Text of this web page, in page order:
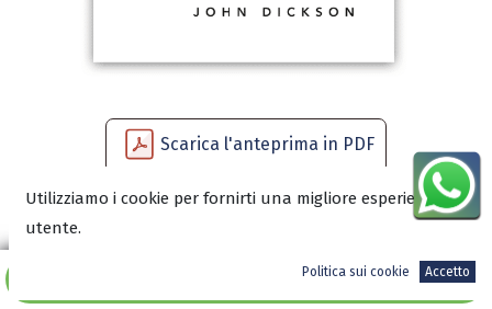
Aggiungi al carrello
Scarica l'anteprima in PDF
Utilizziamo i cookie per fornirti una migliore esperienza
utente.
Politica sui cookie Accetto